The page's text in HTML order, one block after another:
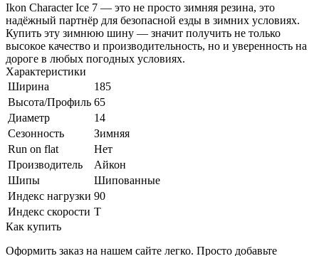
Ikon Character Ice 7 — это не просто зимняя резина, это
надёжный партнёр для безопасной езды в зимних условиях.
Купить эту зимнюю шину — значит получить не только
высокое качество и производительность, но и уверенность на
дороге в любых погодных условиях.
Характеристики
Ширина
185
Высота/Профиль 65
Диаметр
14
Сезонность
Зимняя
Run on flat
Нет
Производитель
Айкон
Шипы
Шипованные
Индекс нагрузки 90
Индекс скорости T
Как купить
Оформить заказ на нашем сайте легко. Просто добавьте